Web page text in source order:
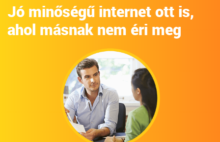
Jó minőségű internet ott is,
ahol másnak nem éri meg